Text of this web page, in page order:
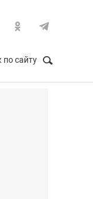
по сайту